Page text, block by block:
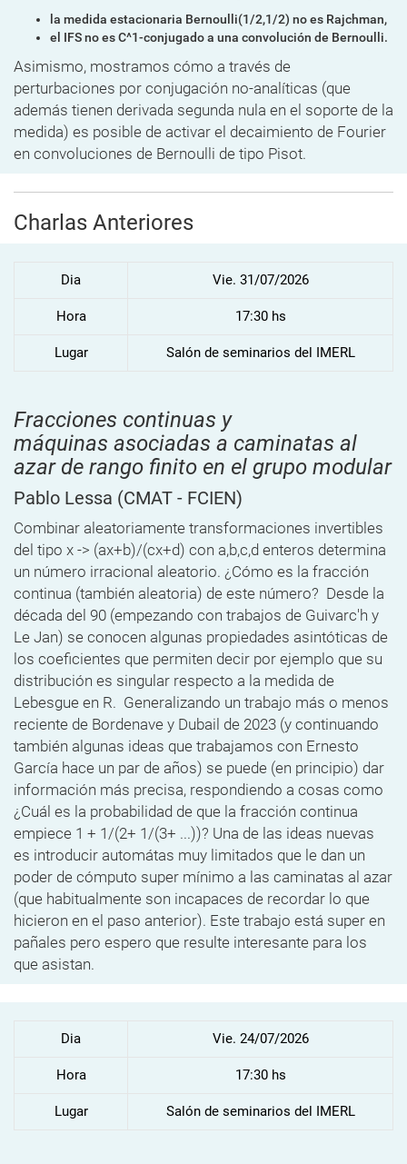
la medida estacionaria Bernoulli(1/2,1/2) no es Rajchman,
el IFS no es C^1-conjugado a una convolución de Bernoulli.
Asimismo, mostramos cómo a través de
perturbaciones por conjugación no-analíticas (que
además tienen derivada segunda nula en el soporte de la
medida) es posible de activar el decaimiento de Fourier
en convoluciones de Bernoulli de tipo Pisot.
Charlas Anteriores
Dia Vie. 31/07/2026
Hora 17:30 hs
Lugar Salón de seminarios del IMERL
Fracciones continuas y
máquinas asociadas a caminatas al
azar de rango finito en el grupo modular
Pablo Lessa (CMAT - FCIEN)
Combinar aleatoriamente transformaciones invertibles
del tipo x -> (ax+b)/(cx+d) con a,b,c,d enteros determina
un número irracional aleatorio. ¿Cómo es la fracción
continua (también aleatoria) de este número? Desde la
década del 90 (empezando con trabajos de Guivarc'h y
Le Jan) se conocen algunas propiedades asintóticas de
los coeficientes que permiten decir por ejemplo que su
distribución es singular respecto a la medida de
Lebesgue en R. Generalizando un trabajo más o menos
reciente de Bordenave y Dubail de 2023 (y continuando
también algunas ideas que trabajamos con Ernesto
García hace un par de años) se puede (en principio) dar
información más precisa, respondiendo a cosas como
¿Cuál es la probabilidad de que la fracción continua
empiece 1 + 1/(2+ 1/(3+ ...))? Una de las ideas nuevas
es introducir automátas muy limitados que le dan un
poder de cómputo super mínimo a las caminatas al azar
(que habitualmente son incapaces de recordar lo que
hicieron en el paso anterior). Este trabajo está super en
pañales pero espero que resulte interesante para los
que asistan.
Dia Vie. 24/07/2026
Hora 17:30 hs
Lugar Salón de seminarios del IMERL